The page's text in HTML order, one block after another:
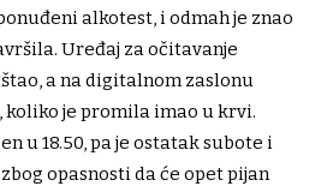
alkotest, i odmah je znao
Uređaj za očitavanje
a na digitalnom zaslonu
koliko je promila imao u krvi.
u 18.50, pa je ostatak subote i
opasnosti da će opet pijan